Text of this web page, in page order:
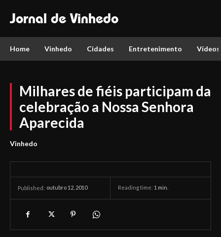
Jornal de Vinhedo
Home Vinhedo Cidades Entretenimento Vídeos
Milhares de fiéis participam da
celebração a Nossa Senhora
Aparecida
Vinhedo
Published: outubro 12, 2010 Reading time: 1 min.